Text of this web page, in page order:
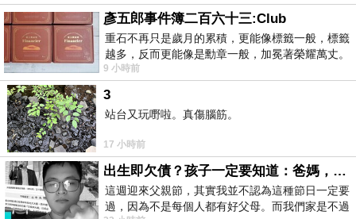
增添好多的樂趣和驚喜彥五郎事件簿二百六十三:Club
重石不再只是歲月的累積，更能像標籤一般，標籤
越多，反而更能像是勳章一般，加冕著榮耀萬丈。
習慣一如縱容，成了再難輕輕放下的罪證
9 小時前
3
站台又玩嘢啦。真傷腦筋。
17 小時前
出生即欠債？孩子一定要知道：爸媽，其實我不欠你們
這週迎來父親節，其實我並不認為這種節日一定要
過，因為不是每個人都有好父母。而我們家是不過